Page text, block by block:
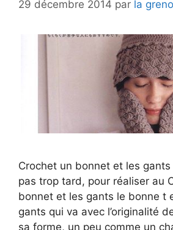
29 décembre 2014 par la
Crochet un bonnet et les gants
pas trop tard, pour réaliser au
bonnet et les gants le bonne t
gants qui va avec l’originalité
sa forme, un peu comme un